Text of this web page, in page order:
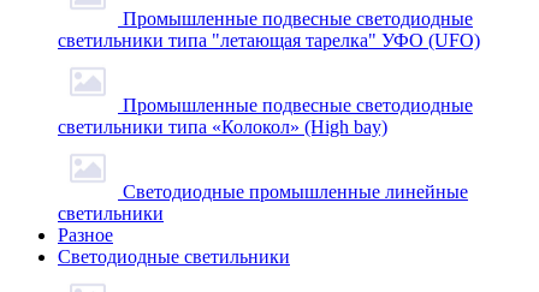
Промышленные подвесные cветодиодные
светильники типа "летающая тарелка" УФО (UFO)
Промышленные подвесные cветодиодные
светильники типа «Колокол» (High bay)
Светодиодные промышленные линейные
светильники
Разное
Светодиодные светильники